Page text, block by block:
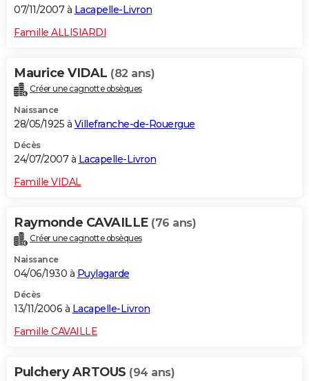
07/11/2007 à Lacapelle-Livron
Famille ALLISIARDI
Maurice VIDAL (82 ans)
Créer une cagnotte obsèques
Naissance
28/05/1925 à Villefranche-de-Rouergue
Décès
24/07/2007 à Lacapelle-Livron
Famille VIDAL
Raymonde CAVAILLE (76 ans)
Créer une cagnotte obsèques
Naissance
04/06/1930 à Puylagarde
Décès
13/11/2006 à Lacapelle-Livron
Famille CAVAILLE
Pulchery ARTOUS (94 ans)